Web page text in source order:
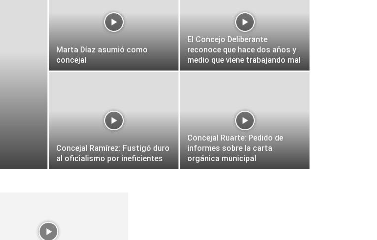
Marta Díaz asumió como
concejal
El Concejo Deliberante
reconoce que hace dos años y
medio que viene trabajando mal
Concejal Ramírez: Fustigó duro
al oficialismo por ineficientes
Concejal Ruarte: Pedido de
informes sobre la carta
orgánica municipal